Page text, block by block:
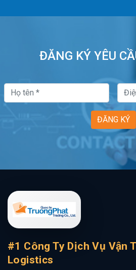
ĐĂNG KÝ YÊU
ĐĂNG KÝ
#1 Công Ty Dịch Vụ Vận
Logistics